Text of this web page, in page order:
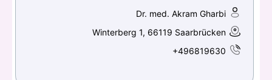
Dr. med. Akram Gharbi
Winterberg 1, 66119 Saarbrücken
+496819630